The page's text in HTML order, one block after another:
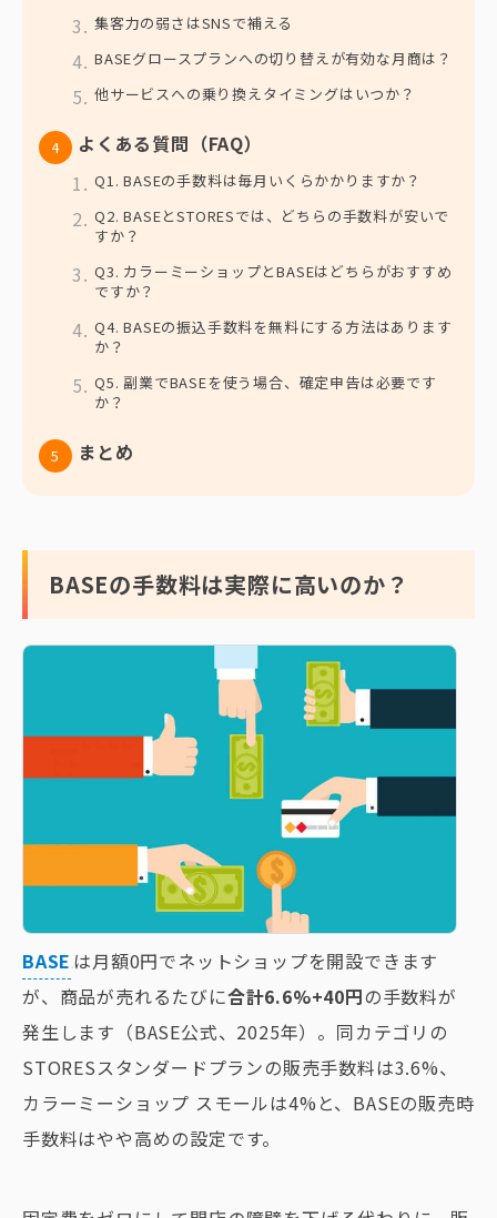
集客力の弱さはSNSで補える
BASEグロースプランへの切り替えが有効な月商は？
他サービスへの乗り換えタイミングはいつか？
よくある質問（FAQ）
Q1. BASEの手数料は毎月いくらかかりますか？
Q2. BASEとSTORESでは、どちらの手数料が安いで
すか？
Q3. カラーミーショップとBASEはどちらがおすすめ
ですか？
Q4. BASEの振込手数料を無料にする方法はあります
か？
Q5. 副業でBASEを使う場合、確定申告は必要です
か？
まとめ
BASEの手数料は実際に高いのか？
BASE は月額0円でネットショップを開設できます
が、商品が売れるたびに合計6.6%+40円の手数料が
発生します（BASE公式、2025年）。同カテゴリの
STORESスタンダードプランの販売手数料は3.6%、
カラーミーショップ スモールは4%と、BASEの販売時
手数料はやや高めの設定です。